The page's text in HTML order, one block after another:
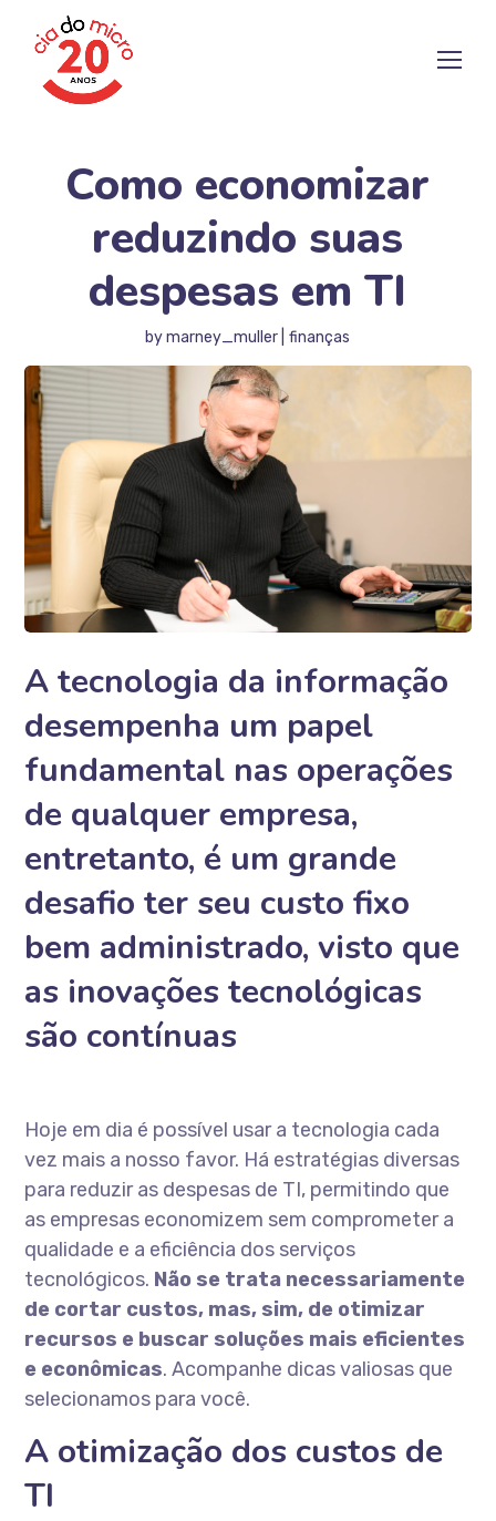
Como economizar
reduzindo suas
despesas em TI
bymarney_muller finanças
‍A tecnologia da informação
desempenha um papel
fundamental nas operações
de qualquer empresa,
entretanto, é um grande
desafio ter seu custo fixo
bem administrado, visto que
as inovações tecnológicas
são contínuas
Hoje em dia é possível usar a tecnologia cada
vez mais a nosso favor. Há estratégias diversas
para reduzir as despesas de TI, permitindo que
as empresas economizem sem comprometer a
qualidade e a eficiência dos serviços
tecnológicos. Não se trata necessariamente
de cortar custos, mas, sim, de otimizar
recursos e buscar soluções mais eficientes
e econômicas. Acompanhe dicas valiosas que
selecionamos para você.
A otimização dos custos de
TI